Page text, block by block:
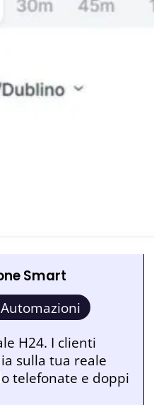
Smart
H24. I clienti
sulla tua reale
telefonate e doppi